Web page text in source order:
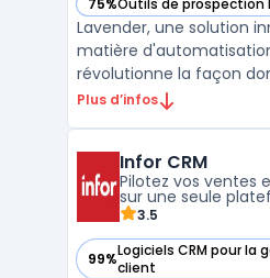
75%Outils de prospection
— voir Lavender dans
Lavender, une solution
matière
révolutionne la façon
interagissent avec leurs
par e-mail, en se
personnalisatio ...
Plus d’infos
Infor CRM
Pilotez vos ventes
sur une seule
3.5
99%Logiciels CRM pour la
client
— voir Infor CRM dans